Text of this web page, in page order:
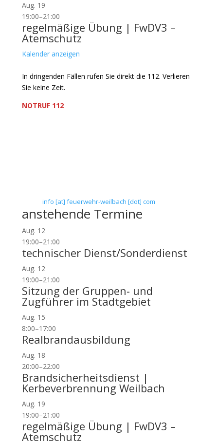
Aug. 19
19:00–21:00
regelmäßige Übung | FwDV3 –
Atemschutz
Kalender anzeigen
In dringenden Fällen rufen Sie direkt die 112. Verlieren
Sie keine Zeit.
NOTRUF 112
info [at] feuerwehr-weilbach [dot] com
anstehende Termine
Aug. 12
19:00–21:00
technischer Dienst/Sonderdienst
Aug. 12
19:00–21:00
Sitzung der Gruppen- und
Zugführer im Stadtgebiet
Aug. 15
8:00–17:00
Realbrandausbildung
Aug. 18
20:00–22:00
Brandsicherheitsdienst |
Kerbeverbrennung Weilbach
Aug. 19
19:00–21:00
regelmäßige Übung | FwDV3 –
Atemschutz